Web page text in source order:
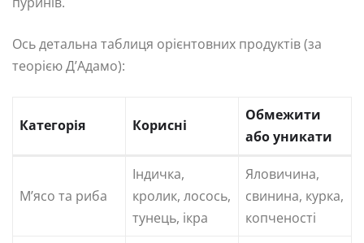
Ось детальна таблиця орієнтовних продуктів (за
теорією Д’Адамо):
Категорія Корисні
Обмежити
або уникати
М’ясо та риба
Індичка,
кролик, лосось,
тунець, ікра
Яловичина,
свинина, курка,
копченості